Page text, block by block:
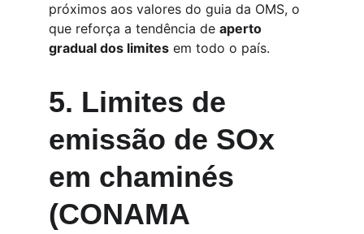
próximos aos valores do guia da OMS, o
que reforça a tendência de aperto
gradual dos limites em todo o país.
5. Limites de
emissão de SOx
em chaminés
(CONAMA